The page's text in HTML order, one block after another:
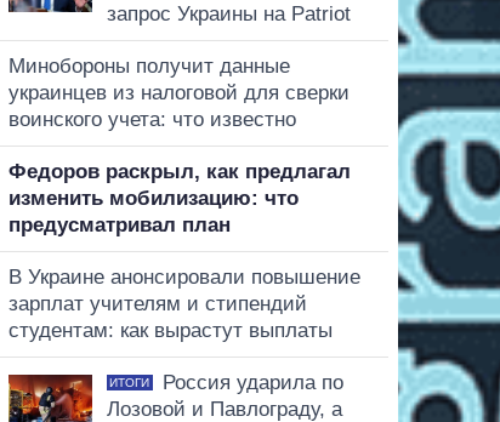
запрос Украины на Patriot
Минобороны получит данные
украинцев из налоговой для сверки
воинского учета: что известно
Федоров раскрыл, как предлагал
изменить мобилизацию: что
предусматривал план
В Украине анонсировали повышение
зарплат учителям и стипендий
студентам: как вырастут выплаты
ИТОГИ
Россия ударила по
Лозовой и Павлограду, а